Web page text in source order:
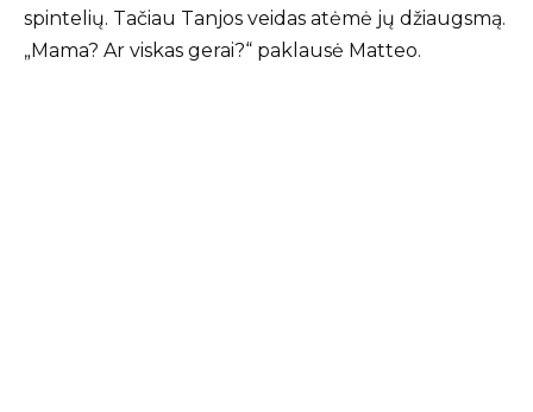
spintelių. Tačiau Tanjos veidas atėmė jų džiaugsmą.
„Mama? Ar viskas gerai?“ paklausė Matteo.